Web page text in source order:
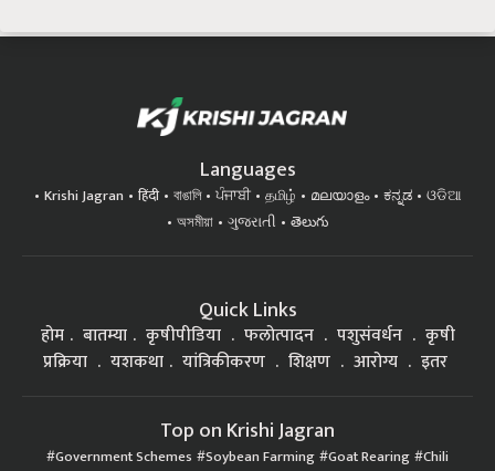
Languages
Krishi Jagran हिंदी বাঙালি ਪੰਜਾਬੀ தமிழ் മലയാളം ಕನ್ನಡ
ଓଡିଆ
অসমীয়া
ગુજરાતી తెలుగు
Quick Links
होम बातम्या कृषीपीडिया फलोत्पादन पशुसंवर्धन
कृषी
प्रक्रिया
यशकथा यांत्रिकीकरण शिक्षण आरोग्य इतर
Top on Krishi Jagran
Government Schemes Soybean Farming Goat Rearing Chili